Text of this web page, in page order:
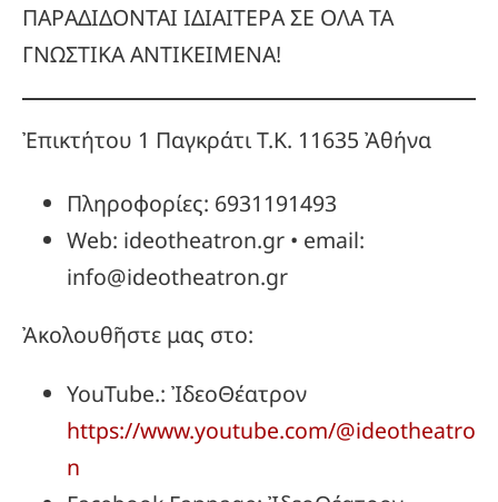
ΠΑΡΑΔΙΔΟΝΤΑΙ ΙΔΙΑΙΤΕΡΑ ΣΕ ΟΛΑ ΤΑ
ΓΝΩΣΤΙΚΑ ΑΝΤΙΚΕΙΜΕΝΑ!
Ἐπικτήτου 1 Παγκράτι Τ.Κ. 11635 Ἀθήνα
Πληροφορίες: 6931191493
Web: ideotheatron.gr • email:
info@ideotheatron.gr
Ἀκολουθῆστε μας στο:
YouTube.: ἸδεοΘέατρον
https://www.youtube.com/@ideotheatro
n